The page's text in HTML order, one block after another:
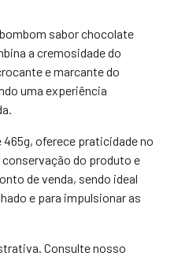
sabor chocolate
a cremosidade do
e marcante do
uma experiência
oferece praticidade no
do produto e
de venda, sendo ideal
e para impulsionar as
Consulte nosso